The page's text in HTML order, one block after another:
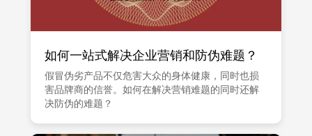
如何一站式解决企业营销和防伪难题？
假冒伪劣产品不仅危害大众的身体健康，同时也损
害品牌商的信誉。如何在解决营销难题的同时还解
决防伪的难题？